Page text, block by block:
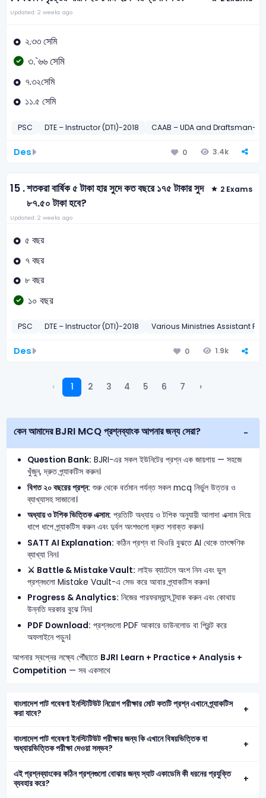
Updated: 2 weeks ago
২.৩৩ সেমি
৩.`৬৬ সেমি
৭.৩২সেমি
১১.৫ সেমি
PSC DTE – Instructor (DTI)-2018 CAAB – UDA and Draftsman-
Des 0 3.4k
15 .শতকরা বার্ষিক ৫ টাকা হার সুদে কত বছরে ১৭৫ টাকার সুদ
৮৭.৫০ টাকা হবে?
2 Exams
Updated: 2 weeks ago
৫ বছর
৭ বছর
৮ বছর
১০ বছর
PSC DTE – Instructor (DTI)-2018 Various Ministries Assistant
Des 0 1.9k
‹ 1 2 3 4 5 6 7 ›
কেন আমাদের BJRI MCQ প্রশ্নব্যাংক আপনার জন্য সেরা?
Question Bank: BJRI-এর সকল ইউনিটের প্রশ্ন এক জায়গায় — সহজে
খুঁজুন, দ্রুত প্র্যাকটিস করুন।
বিগত ২০ বছরের প্রশ্ন: শুরু থেকে বর্তমান পর্যন্ত সকল mcq নির্ভুল উত্তর ও
ব্যাখ্যাসহ সাজানো।
অধ্যায় ও টপিক ভিত্তিক এক্সাম: প্রতিটি অধ্যায় ও টপিক অনুযায়ী আলাদা এক্সাম দিয়ে
ধাপে ধাপে প্র্যাকটিস করুন এবং দুর্বল অংশগুলো দ্রুত শনাক্ত করুন।
SATT AI Explanation: কঠিন প্রশ্ন বা থিওরি বুঝতে AI থেকে তাৎক্ষণিক
ব্যাখ্যা নিন।
⚔️ Battle & Mistake Vault: লাইভ ব্যাটেলে অংশ নিন এবং ভুল
প্রশ্নগুলো Mistake Vault-এ সেভ করে আবার প্র্যাকটিস করুন।
Progress & Analytics: নিজের পারফরম্যান্স ট্র্যাক করুন এবং কোথায়
উন্নতি দরকার বুঝে নিন।
PDF Download: প্রশ্নগুলো PDF আকারে ডাউনলোড বা প্রিন্ট করে
অফলাইনে পড়ুন।
আপনার স্বপ্নের লক্ষ্যে পৌঁছাতে BJRI Learn + Practice + Analysis +
Competition — সব একসাথে
বাংলাদেশ পাট গবেষণা ইনস্টিটিউট নিয়োগ পরীক্ষার মোট কতটি প্রশ্ন এখানে প্র্যাকটিস
করা যাবে?
বাংলাদেশ পাট গবেষণা ইনস্টিটিউট পরীক্ষার জন্য কি এখানে বিষয়ভিত্তিক বা
অধ্যায়ভিত্তিক পরীক্ষা দেওয়া সম্ভব?
এই প্রশ্নব্যাংকের কঠিন প্রশ্নগুলো বোঝার জন্য স্যাট একাডেমি কী ধরনের প্রযুক্তি
ব্যবহার করে?